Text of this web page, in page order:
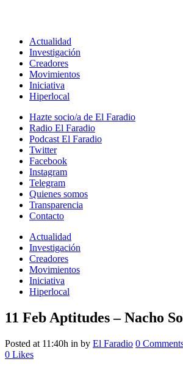
Actualidad
Investigación
Creadores
Movimientos
Iniciativa
Hiperlocal
Hazte socio/a de El Faradio
Radio El Faradio
Podcast El Faradio
Twitter
Facebook
Instagram
Telegram
Quienes somos
Transparencia
Contacto
Actualidad
Investigación
Creadores
Movimientos
Iniciativa
Hiperlocal
11 Feb Aptitudes – Nacho
Posted at 11:40h in by El Faradio 0
0 Likes